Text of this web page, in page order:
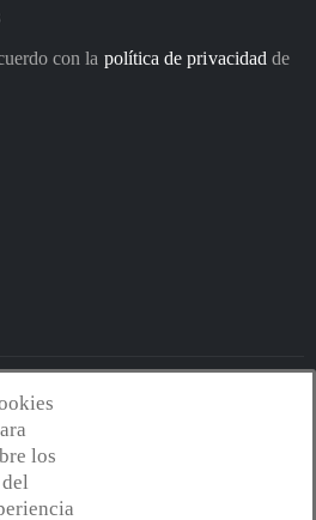
con la política de privacidad de
- GDPR
calidad y medio ambiente
los